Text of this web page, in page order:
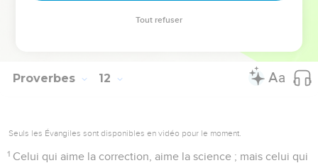
Proverbes 12
Seuls les Évangiles sont disponibles en vidéo pour le moment.
1 Celui qui aime la correction, aime la science ; mais celui qui
Tout refuser